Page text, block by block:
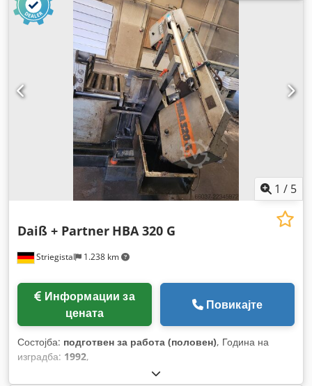
1 / 5
Striegistal 1.238 km
Daiß + Partner HBA 320 G
цената
Повикајте
Состојба: подготвен за работа (половен), Година на
изградба: 1992,